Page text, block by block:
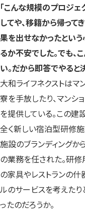
「こんな規模のプロジ
してや、移籍から帰って
果を出せなかったとい
るか不安でした。でも、
い。だから即答でやると
大和ライフネクストはマ
寮を手放したり、マンシ
を提供している。この建
全く新しい宿泊型研修
施設のブランディングか
の業務を任された。研修
の家具やレストランの什
ルのサービスを考えたり
ったのだろうか。